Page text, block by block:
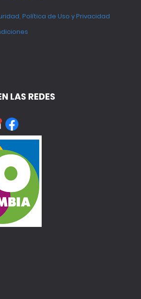
Política de Uso y Privacidad
LAS REDES